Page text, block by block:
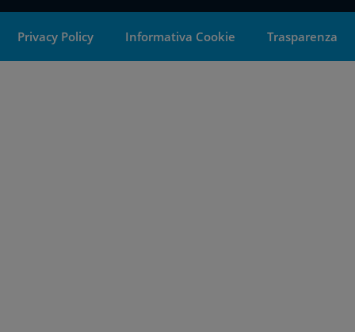
Privacy Policy Informativa Cookie Trasparenza